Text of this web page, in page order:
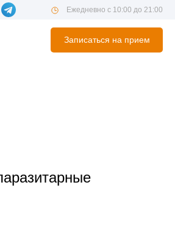
Записаться на прием
Ежедневно с 10:00 до 21:00